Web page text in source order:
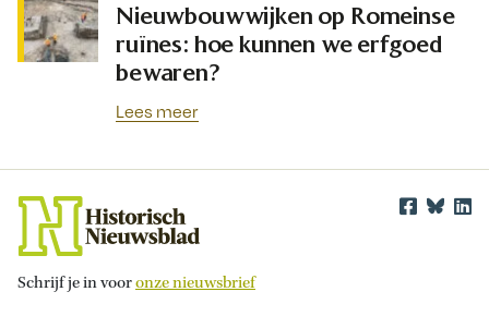
Nieuwbouwwijken op Romeinse
ruïnes: hoe kunnen we erfgoed
bewaren?
Lees meer
Schrijf je in vooronze nieuwsbrief